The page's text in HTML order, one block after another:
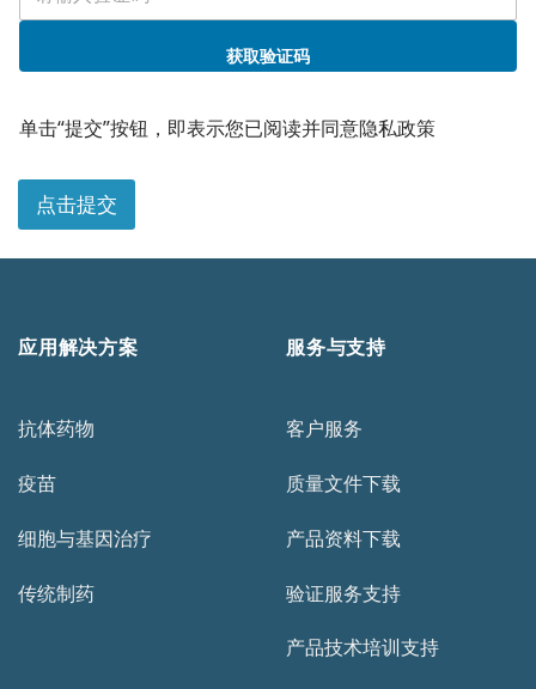
获取验证码
单击“提交”按钮，即表示您已阅读并同意隐私政策
点击提交
应用解决方案
抗体药物
疫苗
细胞与基因治疗
传统制药
服务与支持
客户服务
质量文件下载
产品资料下载
验证服务支持
产品技术培训支持